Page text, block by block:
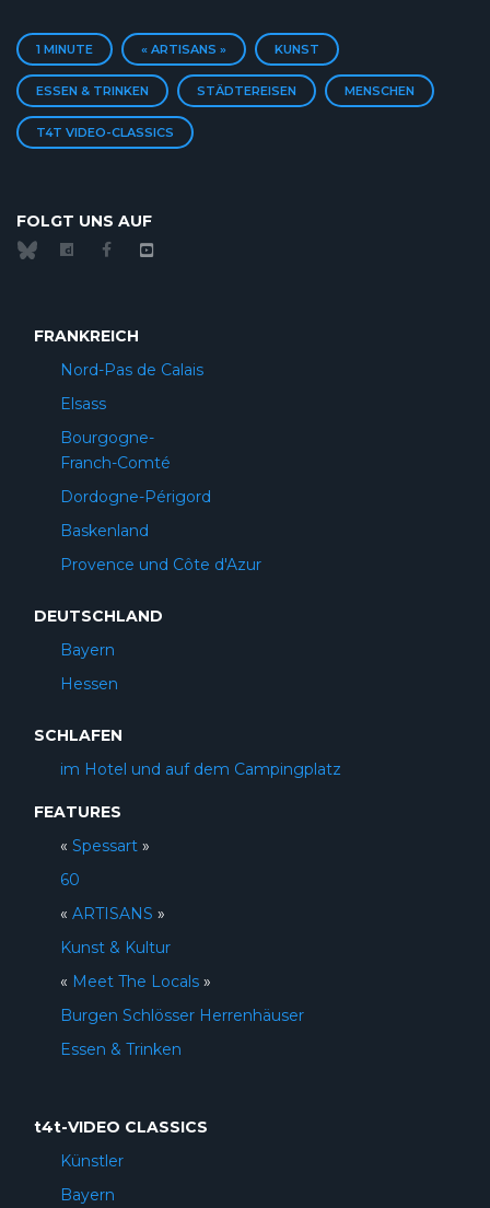
1 MINUTE « ARTISANS » KUNST
ESSEN & TRINKEN STÄDTEREISEN MENSCHEN
T4T VIDEO-CLASSICS
FOLGT UNS AUF
FRANKREICH
Nord-Pas de Calais
Elsass
Bourgogne-
Franch-Comté
Dordogne-Périgord
Baskenland
Provence und Côte d'Azur
DEUTSCHLAND
Bayern
Hessen
SCHLAFEN
im Hotel und auf dem Campingplatz
FEATURES
« Spessart »
60
« ARTISANS »
Kunst & Kultur
« Meet The Locals »
Burgen Schlösser Herrenhäuser
Essen & Trinken
t4t-VIDEO CLASSICS
Künstler
Bayern